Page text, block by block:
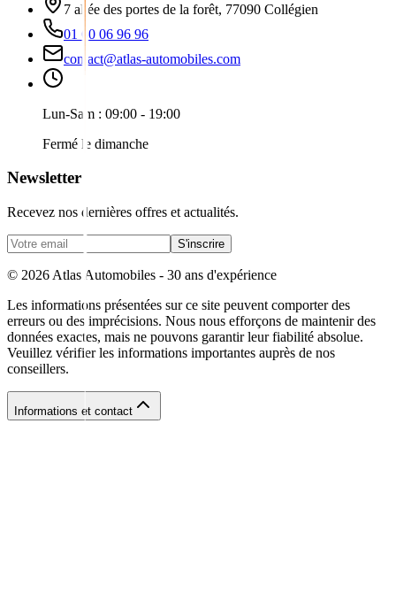
7 allée des portes de la forêt, 77090 Collégien
01 60 06 96 96
contact@atlas-automobiles.com
Lun-Sam : 09:00 - 19:00
Fermé le dimanche
Newsletter
Recevez nos dernières offres et actualités.
S'inscrire
© 2026 Atlas Automobiles - 30 ans d'expérience
Les informations présentées sur ce site peuvent comporter des
erreurs ou des imprécisions. Nous nous efforçons de maintenir des
données exactes, mais ne pouvons garantir leur fiabilité absolue.
Veuillez vérifier les informations importantes auprès de nos
conseillers.
Informations et contact